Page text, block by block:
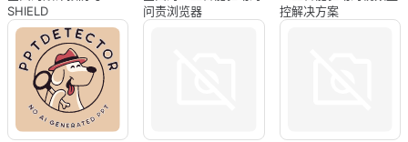
SHIELD
问责浏览器
控解决方案